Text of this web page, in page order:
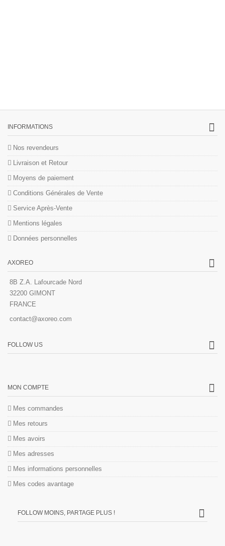
INFORMATIONS
Nos revendeurs
Livraison et Retour
Moyens de paiement
Conditions Générales de Vente
Service Après-Vente
Mentions légales
Données personnelles
AXOREO
8B Z.A. Lafourcade Nord
32200 GIMONT
FRANCE
contact@axoreo.com
FOLLOW US
MON COMPTE
Mes commandes
Mes retours
Mes avoirs
Mes adresses
Mes informations personnelles
Mes codes avantage
FOLLOW MOINS, PARTAGE PLUS !